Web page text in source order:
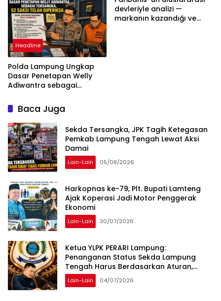
Bukan Tekanan Opini
Headline
Polda Lampung Ungkap
Dasar Penetapan Welly
Adiwantra sebagai
Diperiksa
devleriyle analizi —
markanın kazandığı ve
Baca Juga
Sekda Tersangka, JPK Tagih Ketegasan
Pemkab Lampung Tengah Lewat Aksi
Damai
Lain-Lain 05/08/2026
Harkopnas ke-79, Plt. Bupati Lamteng
Ajak Koperasi Jadi Motor Penggerak
Ekonomi
Lain-Lain 30/07/2026
Ketua YLPK PERARI Lampung:
Penanganan Status Sekda Lampung
Tengah Harus Berdasarkan Aturan,
Bukan Tekanan Opini
Lain-Lain 04/07/2026